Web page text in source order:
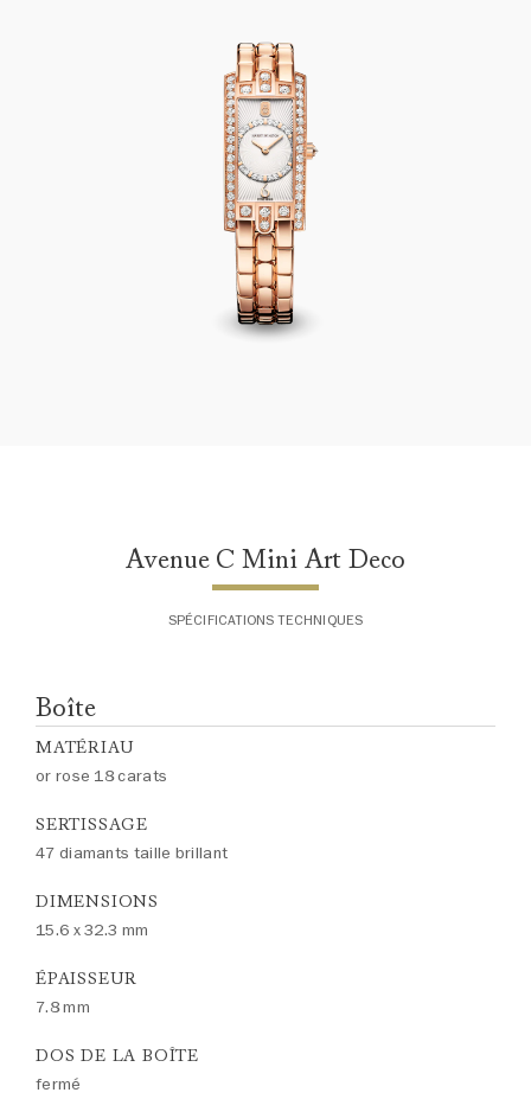
Avenue C Mini Art Deco
SPÉCIFICATIONS TECHNIQUES
Boîte
MATÉRIAU
or rose 18 carats
SERTISSAGE
47 diamants taille brillant
DIMENSIONS
15.6 x 32.3 mm
ÉPAISSEUR
7.8 mm
DOS DE LA BOÎTE
fermé